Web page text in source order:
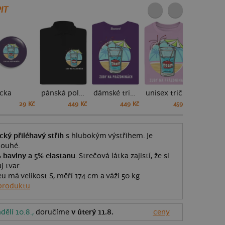
29 Kč
pánská polokošile
449 Kč
dámské tričko premium
449 Kč 459 Kč
přiléhavý střih s hlubokým výstřihem. Je
bavlny a 5% elastanu. Strečová látka zajistí, že si
tvar.
má velikost S, měří 174 cm a váží 50 kg
10.8., doručíme v úterý 11.8. ceny